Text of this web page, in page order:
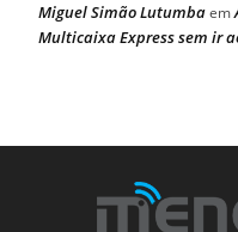
Miguel Simão Lutumbaem
Multicaixa Express sem ir